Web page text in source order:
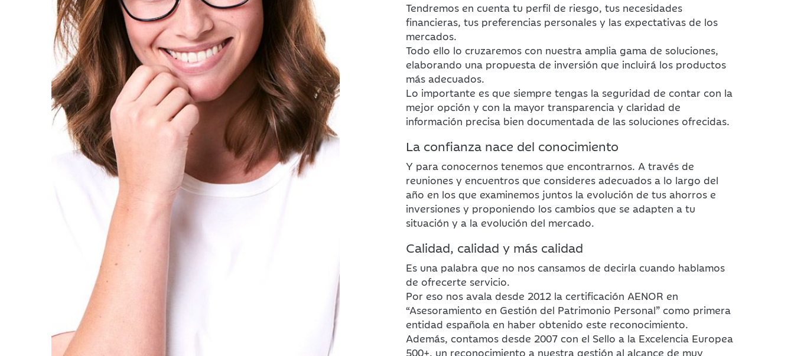
Tendremos en cuenta tu perfil de riesgo, tus necesidades
financieras, tus preferencias personales y las expectativas de los
mercados.
Todo ello lo cruzaremos con nuestra amplia gama de soluciones,
elaborando una propuesta de inversión que incluirá los productos
más adecuados.
Lo importante es que siempre tengas la seguridad de contar con la
mejor opción y con la mayor transparencia y claridad de
información precisa bien documentada de las soluciones ofrecidas.
La confianza nace del conocimiento
Y para conocernos tenemos que encontrarnos. A través de
reuniones y encuentros que consideres adecuados a lo largo del
año en los que examinemos juntos la evolución de tus ahorros e
inversiones y proponiendo los cambios que se adapten a tu
situación y a la evolución del mercado.
Calidad, calidad y más calidad
Es una palabra que no nos cansamos de decirla cuando hablamos
de ofrecerte servicio.
Por eso nos avala desde 2012 la certificación AENOR en
“Asesoramiento en Gestión del Patrimonio Personal” como primera
entidad española en haber obtenido este reconocimiento.
Además, contamos desde 2007 con el Sello a la Excelencia Europea
500+, un reconocimiento a nuestra gestión al alcance de muy